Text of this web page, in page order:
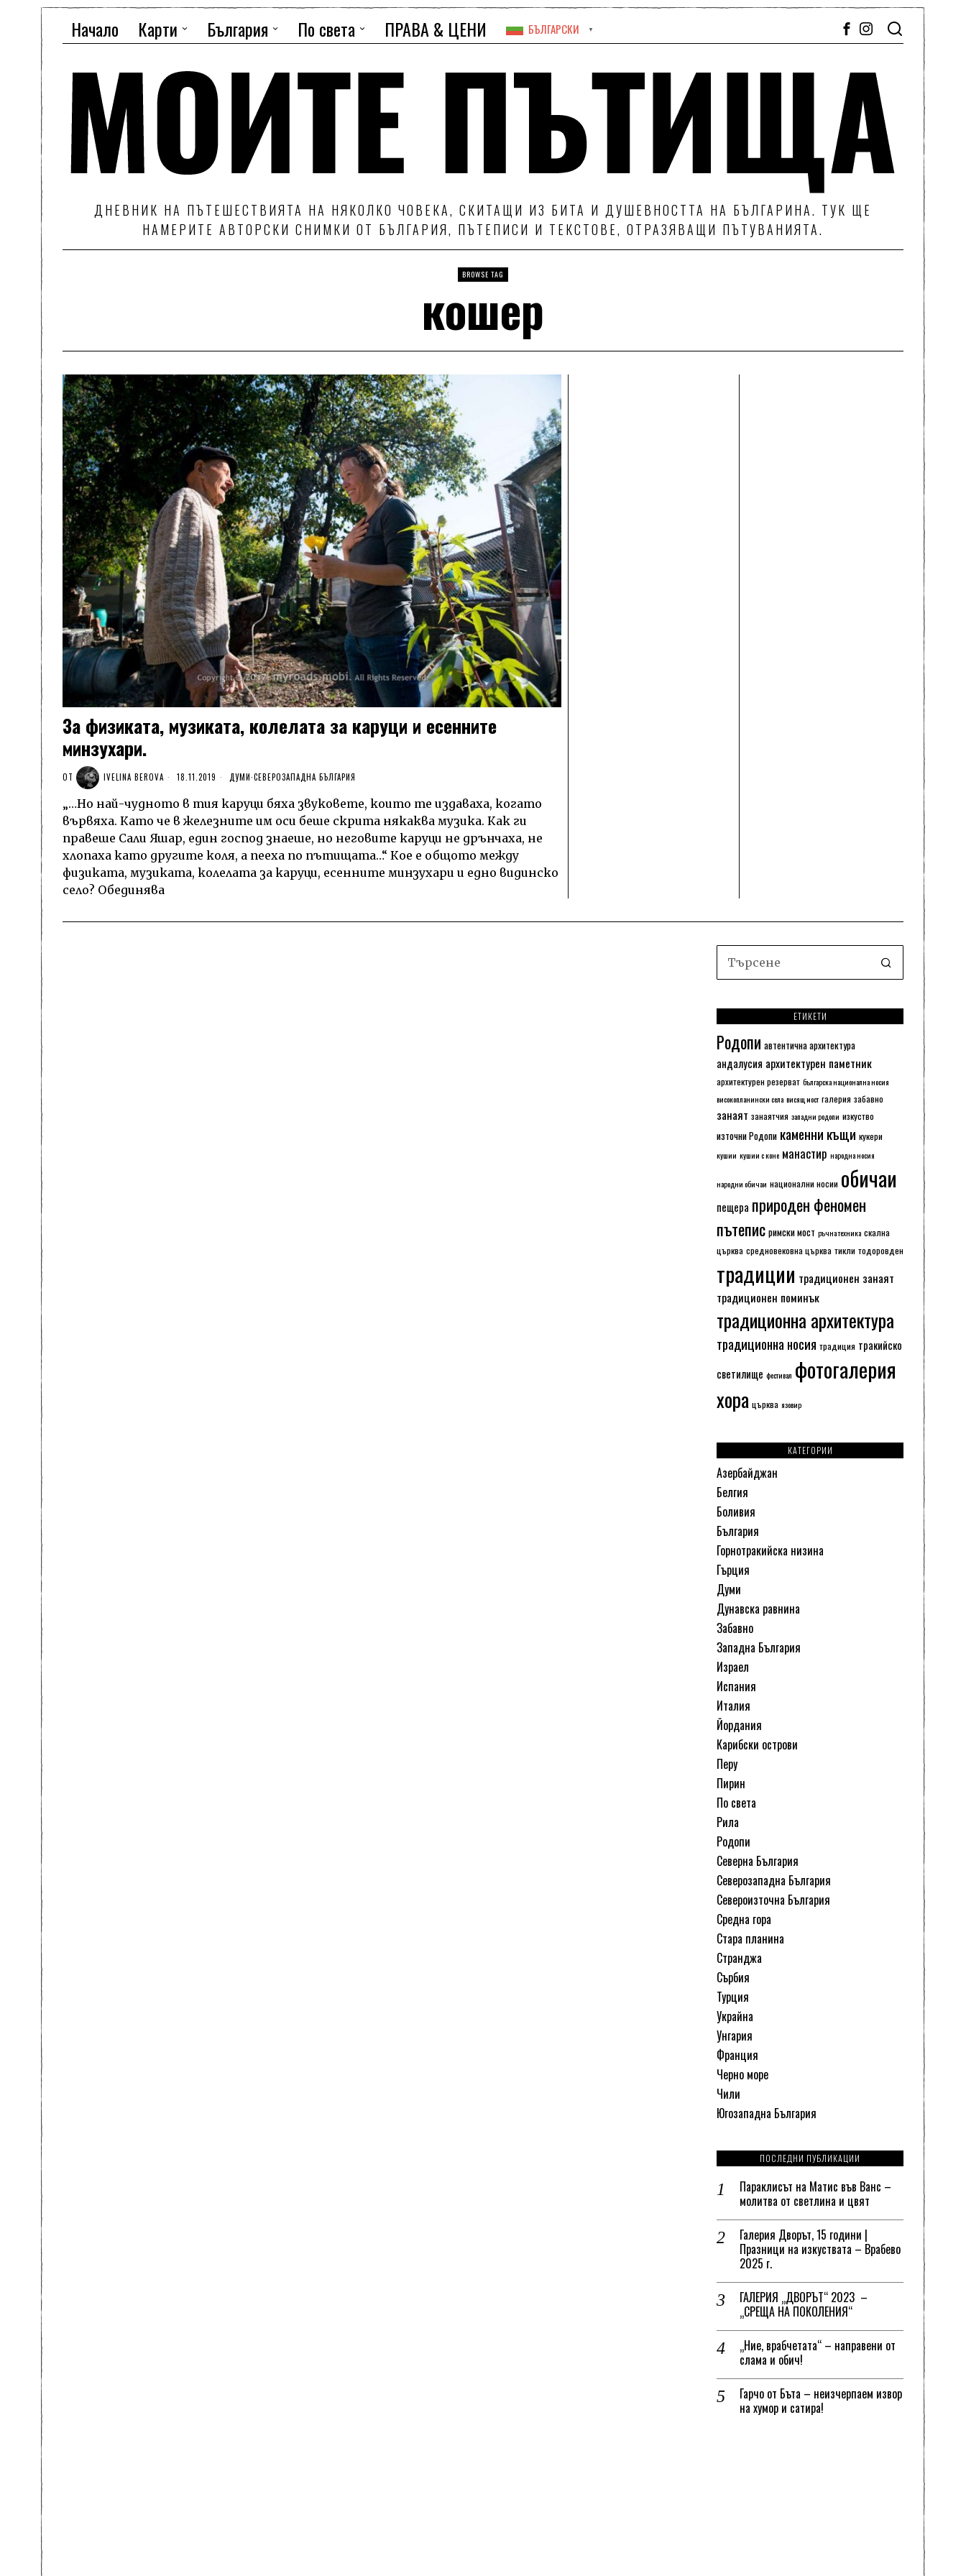
Начало Карти България По света ПРАВА & ЦЕНИ БЪЛГАРСКИ ▼
ДНЕВНИК НА ПЪТЕШЕСТВИЯТА НА НЯКОЛКО ЧОВЕКА, СКИТАЩИ ИЗ БИТА И ДУШЕВНОСТТА НА БЪЛГАРИНА. ТУК ЩЕ
НАМЕРИТЕ АВТОРСКИ СНИМКИ ОТ БЪЛГАРИЯ, ПЪТЕПИСИ И ТЕКСТОВЕ, ОТРАЗЯВАЩИ ПЪТУВАНИЯТА.
BROWSE TAG
кошер
За физиката, музиката, колелата за каруци и есенните
минзухари.
ОТ IVELINA BEROVA 18.11.2019 ДУМИ·СЕВЕРОЗАПАДНА БЪЛГАРИЯ
„…Но най-чудното в тия каруци бяха звуковете, които те издаваха, когато
вървяха. Като че в железните им оси беше скрита някаква музика. Как ги
правеше Сали Яшар, един господ знаеше, но неговите каруци не дрънчаха, не
хлопаха като другите коля, а пееха по пътищата…“ Кое е общото между
физиката, музиката, колелата за каруци, есенните минзухари и едно видинско
село? Обединява
ЕТИКЕТИ
Родопи автентична архитектура
андалусия архитектурен паметник
архитектурен резерват българска национална носия
високопланински села висящ мост галерия забавно
занаят занаятчия западни родопи изкуство
източни Родопи каменни къщи кукери
кушии кушии с коне манастир народна носия
народни обичаи национални носии обичаи
пещера природен феномен
пътепис римски мост ръчна техника скална
църква средновековна църква тикли тодоровден
традиции традиционен занаят
традиционен поминък
традиционна архитектура
традиционна носия традиция тракийско
светилище фестивал фотогалерия
хора църква язовир
КАТЕГОРИИ
Азербайджан
Белгия
Боливия
България
Горнотракийска низина
Гърция
Думи
Дунавска равнина
Забавно
Западна България
Израел
Испания
Италия
Йордания
Карибски острови
Перу
Пирин
По света
Рила
Родопи
Северна България
Северозападна България
Североизточна България
Средна гора
Стара планина
Странджа
Сърбия
Турция
Украйна
Унгария
Франция
Черно море
Чили
Югозападна България
ПОСЛЕДНИ ПУБЛИКАЦИИ
Параклисът на Матис във Ванс –
молитва от светлина и цвят
Галерия Дворът, 15 години |
Празници на изкуствата – Врабево
2025 г.
ГАЛЕРИЯ „ДВОРЪТ“ 2023 –
„СРЕЩА НА ПОКОЛЕНИЯ“
„Ние, врабчетата“ – направени от
слама и обич!
Гарчо от Бъта – неизчерпаем извор
на хумор и сатира!